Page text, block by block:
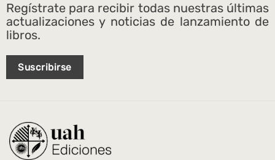
Regístrate para recibir todas nuestras últimas
actualizaciones y noticias de lanzamiento de
libros.
Suscribirse